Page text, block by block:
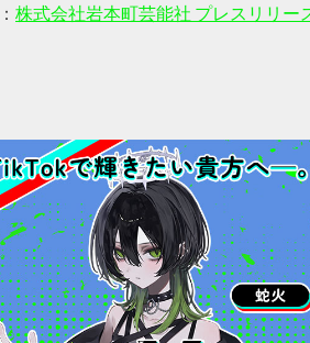
： 株式会社岩本町芸能社 プレスリリー